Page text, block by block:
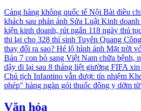
Cảng hàng không quốc tế Nội Bài điều
khách sau phản ánh Sửa Luật Kinh
kiện kinh doanh, rút ngắn 118 ngày thủ
thi lại cho 328 thí sinh Tuyên Quang
thay đổi ra sao? Hé lộ hình ảnh Mặt trời
Bán 7 con bò sang Việt Nam chữa bệnh,
dậy đi lại sau 8 tháng liệt giường FIFA
Chủ tịch Infantino vẫn được tín nhiệm
phép" hàng ngàn gói thuốc đông y dởm
Văn hóa